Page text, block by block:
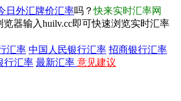
日外汇牌价汇率吗？快来实时汇率网
览器输入huilv.cc即可快速浏览实时汇率
汇率 中国人民银行汇率 招商银行汇率
行汇率 最新汇率 意见建议